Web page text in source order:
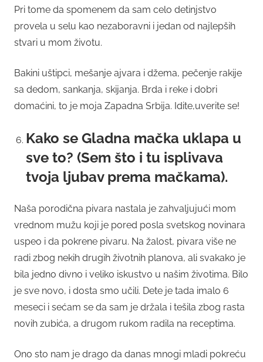
Pri tome da spomenem da sam celo detinjstvo
provela u selu kao nezaboravni i jedan od najlepših
stvari u mom životu.
Bakini uštipci, mešanje ajvara i džema, pečenje rakije
sa dedom, sankanja, skijanja. Brda i reke i dobri
domaćini, to je moja Zapadna Srbija. Idite,uverite se!
Kako se Gladna mačka uklapa u
sve to? (Sem što i tu isplivava
tvoja ljubav prema mačkama).
Naša porodična pivara nastala je zahvaljujući mom
vrednom mužu koji je pored posla svetskog novinara
uspeo i da pokrene pivaru. Na žalost, pivara više ne
radi zbog nekih drugih životnih planova, ali svakako je
bila jedno divno i veliko iskustvo u našim životima. Bilo
je sve novo, i dosta smo učili. Dete je tada imalo 6
meseci i sećam se da sam je držala i tešila zbog rasta
novih zubića, a drugom rukom radila na receptima.
Ono sto nam je drago da danas mnogi mladi pokreću